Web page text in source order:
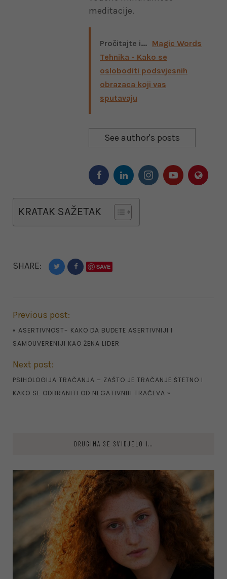
meditacije.
Pročitajte i... Magic Words
Tehnika - Kako se
osloboditi podsvjesnih
obrazaca koji vas
sputavaju
See author's posts
KRATAK SAŽETAK
SHARE: SAVE
Previous post:
« ASERTIVNOST- KAKO DA BUDETE ASERTIVNIJI I
SAMOUVERENIJI KAO ŽENA LIDER
Next post:
PSIHOLOGIJA TRAČANJA – ZAŠTO JE TRAČANJE ŠTETNO I
KAKO SE ODBRANITI OD NEGATIVNIH TRAČEVA »
DRUGIMA SE SVIDJELO I...